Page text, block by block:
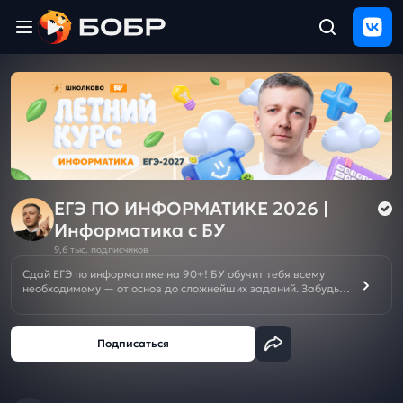
ЩЕЛЧОК
2026
Полезные
материалы
Проверка
сочинений
Тех
и
ЕГЭ ПО ИНФОРМАТИКЕ 2026 |
Информатика с БУ
9,6 тыс. подписчиков
Сдай ЕГЭ по информатике на 90+! БУ обучит тебя всему
необходимому — от основ до сложнейших заданий. Забудь о
🚨ПОДКЛЮЧИ ЩЕЛЧОК к ЕГЭ/ОГЭ 2026 БЕСПЛАТНО ➡️
ИЛИ